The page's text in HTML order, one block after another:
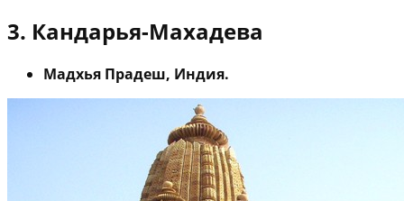
3. Кандарья-Махадева
Мадхья Прадеш, Индия.